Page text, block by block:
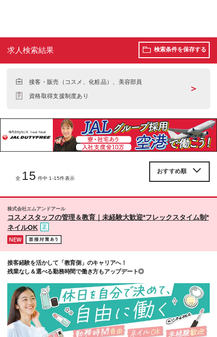
求人検索結果 検索条件を保存する
接客・販売（コスメ、化粧品）、美容部員
資格取得支援制度あり
＞
全 15 件中 1-15件表示
株式会社エムアンドアール
コスメスタッフの管理＆教育｜未経験大歓迎*フレックスタイム制*
ネイルOK
接客経験を活かして「教育側」のキャリアへ！
残業なし＆選べる勤務時間で働き方もアップデート◎